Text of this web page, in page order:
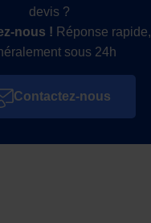
devis ?
nous ! Réponse rapide,
sous 24h
Contactez-nous